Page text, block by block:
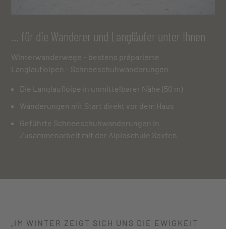
… für die Wanderer und Langläufer unter Ihnen
Winterwanderwege – bestens präparierte
Langlaufloipen – Schneeschuhwanderungen
Die Langlaufloipe in unmittelbarer Nähe (50 m)
Wanderungen mit Start direkt vor dem Haus
Geführte Schneeschuhwanderungen in
Zusammenarbeit mit der Alpinschule Sexten
„IM WINTER ZEIGT SICH UNS DIE EWIGKEIT